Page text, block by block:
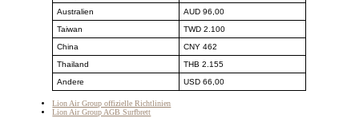
Australien
AUD 96,00
Taiwan
TWD 2.100
China
CNY 462
Thailand
THB 2.155
Andere
USD 66,00
Lion Air Group offizielle Richtlinien
Lion Air Group AGB Surfbrett